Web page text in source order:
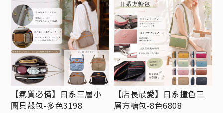
【氣質必備】日系三層小
圓貝殼包-多色3198
【店長最愛】日系撞色三
層方糖包-8色6808